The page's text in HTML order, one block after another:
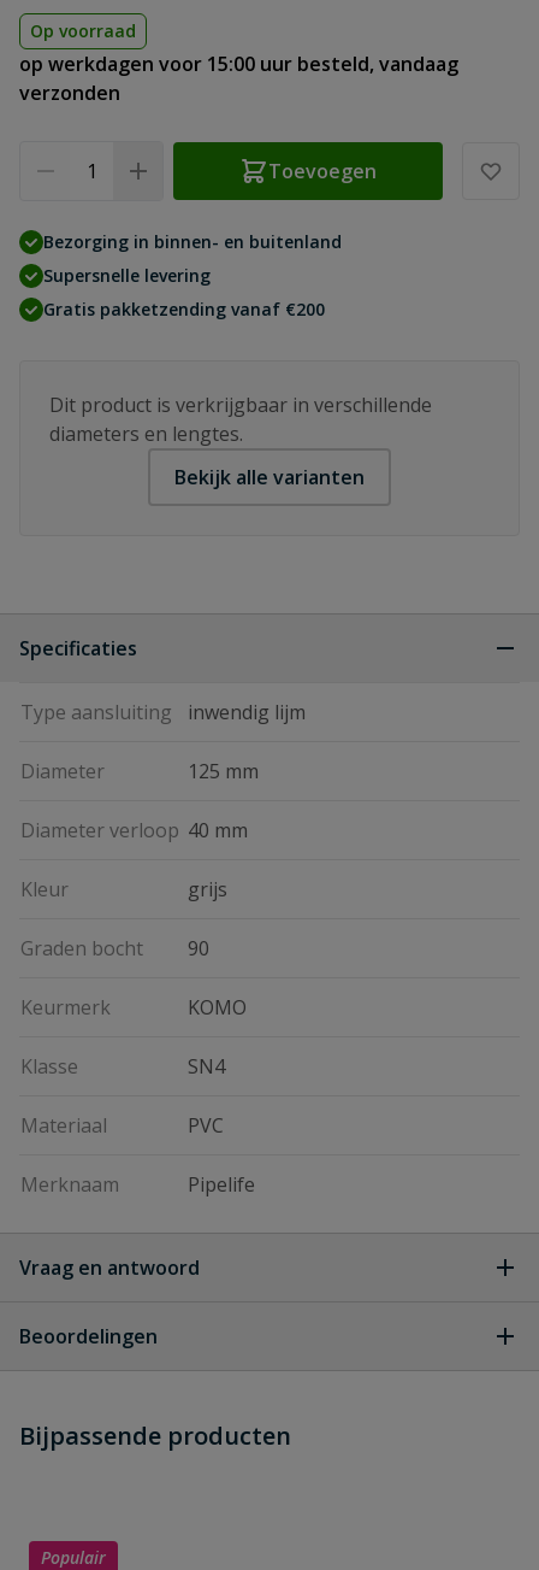
Op voorraad
op werkdagen voor 15:00 uur besteld, vandaag
verzonden
Toevoegen
Bezorging in binnen- en buitenland
Supersnelle levering
Gratis pakketzending vanaf €200
Dit product is verkrijgbaar in verschillende
diameters en lengtes.
Bekijk alle varianten
Specificaties
Type aansluiting inwendig lijm
Diameter 125 mm
Diameter verloop 40 mm
Kleur grijs
Graden bocht 90
Keurmerk KOMO
Klasse SN4
Materiaal PVC
Merknaam Pipelife
Vraag en antwoord
dit product?
Beoordelingen
Schrijf zelf een beoordeling
Bijpassende producten
Populair